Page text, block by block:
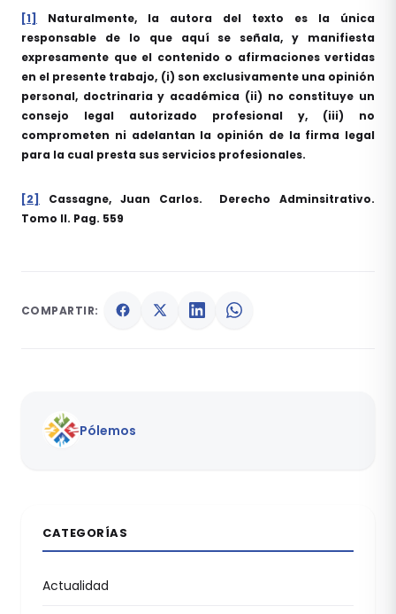
[1]
Naturalmente, la autora del texto es la única
responsable de lo que aquí se señala, y manifiesta
expresamente que el contenido o afirmaciones vertidas
en el presente trabajo, (i) son exclusivamente una opinión
personal, doctrinaria y académica (ii) no constituye un
consejo legal autorizado profesional y, (iii) no
comprometen ni adelantan la opinión de la firma legal
para la cual presta sus servicios profesionales.
[2]
Cassagne, Juan Carlos. Derecho Adminsitrativo.
Tomo II. Pag. 559
COMPARTIR:
Pólemos
CATEGORÍAS
Actualidad